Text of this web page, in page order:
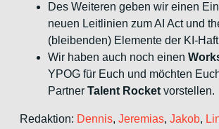
Des Weiteren geben wir einen
neuen Leitlinien zum AI Act und
(bleibenden) Elemente der KI-
Wir haben auch noch einen
YPOG für Euch und möchten
Partner Talent Rocket vorstellen.
Redaktion: Dennis, Jeremias, Jakob,